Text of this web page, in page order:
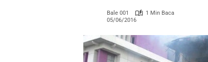
Bale 001
1 Min Baca
05/06/2016